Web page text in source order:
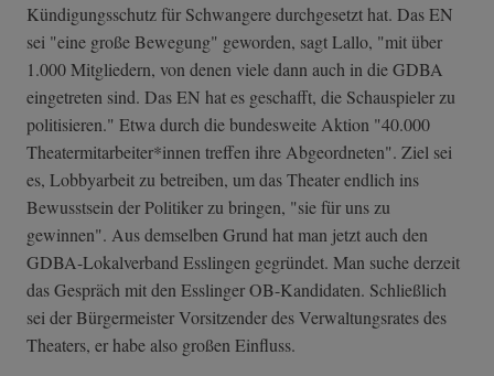
Kündigungsschutz für Schwangere durchgesetzt hat. Das EN
sei "eine große Bewegung" geworden, sagt Lallo, "mit über
1.000 Mitgliedern, von denen viele dann auch in die GDBA
eingetreten sind. Das EN hat es geschafft, die Schauspieler zu
politisieren." Etwa durch die bundesweite Aktion "40.000
Theatermitarbeiter*innen treffen ihre Abgeordneten". Ziel sei
es, Lobbyarbeit zu betreiben, um das Theater endlich ins
Bewusstsein der Politiker zu bringen, "sie für uns zu
gewinnen". Aus demselben Grund hat man jetzt auch den
GDBA-Lokalverband Esslingen gegründet. Man suche derzeit
das Gespräch mit den Esslinger OB-Kandidaten. Schließlich
sei der Bürgermeister Vorsitzender des Verwaltungsrates des
Theaters, er habe also großen Einfluss.